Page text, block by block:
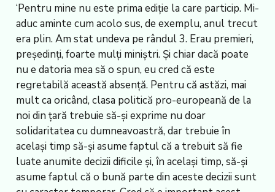
‘Pentru mine nu este prima ediție la care particip. Mi-
aduc aminte cum acolo sus, de exemplu, anul trecut
era plin. Am stat undeva pe rândul 3. Erau premieri,
președinți, foarte mulți miniștri. Și chiar dacă poate
nu e datoria mea să o spun, eu cred că este
regretabilă această absență. Pentru că astăzi, mai
mult ca oricând, clasa politică pro-europeană de la
noi din țară trebuie să-și exprime nu doar
solidaritatea cu dumneavoastră, dar trebuie în
același timp să-și asume faptul că a trebuit să fie
luate anumite decizii dificile și, în același timp, să-și
asume faptul că o bună parte din aceste decizii sunt